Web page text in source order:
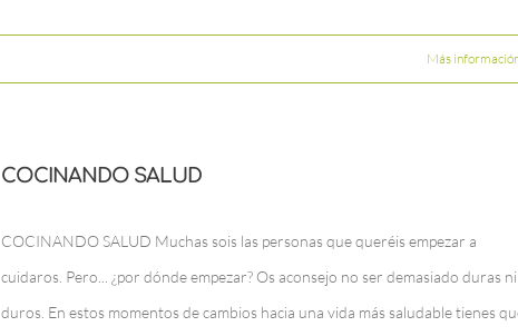
Más
COCINANDO SALUD
COCINANDO SALUD Muchas sois las personas que queréis empezar a
cuidaros. Pero... ¿por dónde empezar? Os aconsejo no ser demasiado duras ni
duros. En estos momentos de cambios hacia una vida más saludable tienes